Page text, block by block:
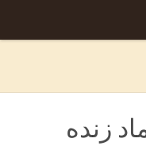
زنده